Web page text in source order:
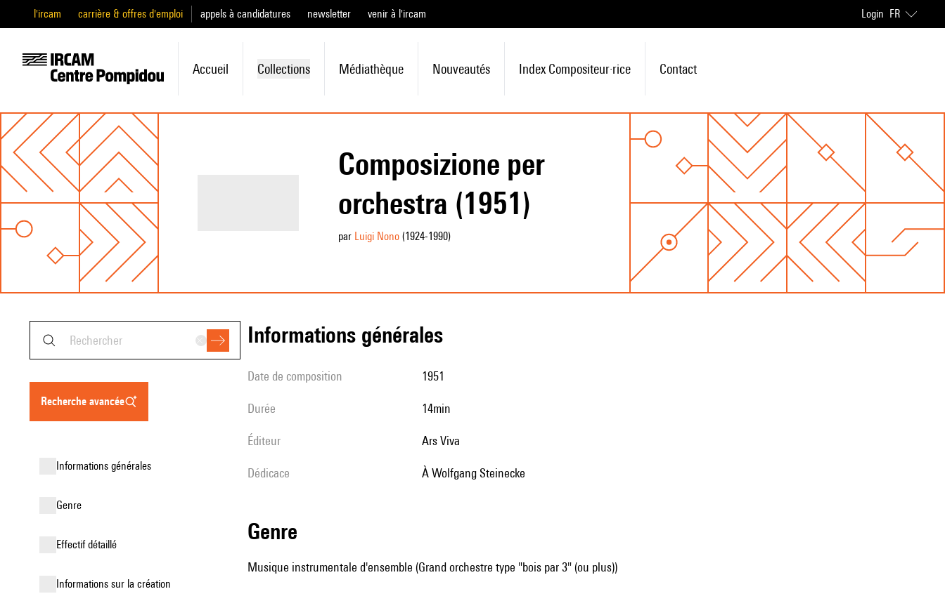
l'ircam carrière & offres d'emploi appels à candidatures newsletter venir à l'ircam Login FR
Accueil Collections Médiathèque Nouveautés Index Compositeur·rice Contact
Composizione per
orchestra (1951)
par Luigi Nono(1924-1990)
recherche avancée
informations générales
genre
effectif détaillé
informations sur la création
informations générales
date de composition 1951
durée 14min
éditeur Ars Viva
Dédicace à Wolfgang Steinecke
genre
Musique instrumentale d'ensemble (Grand orchestre type "bois par 3" (ou plus))